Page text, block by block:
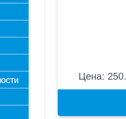
Цена: